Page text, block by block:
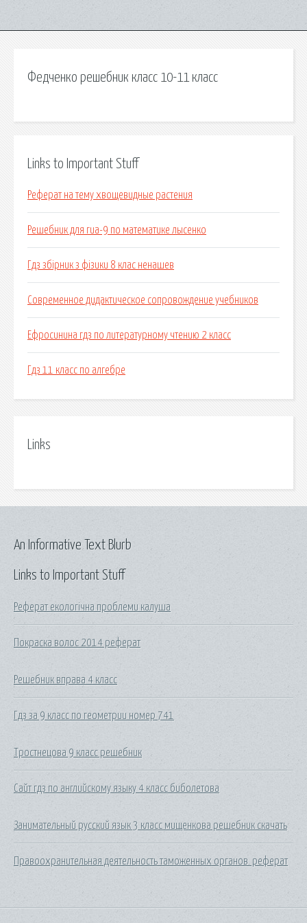
Федченко решебник класс 10-11 класс
Links to Important Stuff
Реферат на тему хвощевидные растения
Решебник для гиа-9 по математике лысенко
Гдз збірник з фізики 8 клас ненашев
Современное дидактическое сопровождение учебников
Ефросинина гдз по литературному чтению 2 класс
Гдз 11 класс по алгебре
Links
Links to Important Stuff
Реферат екологічна проблеми калуша
Покраска волос 2014 реферат
Решебник вправа 4 класс
Гдз за 9 класс по геометрии номер 741
Тростнецова 9 класс решебник
Сайт гдз по английскому языку 4 класс биболетова
Занимательный русский язык 3 класс мищенкова решебник скачать
Правоохранительная деятельность таможенных органов. реферат
An Informative Text Blurb